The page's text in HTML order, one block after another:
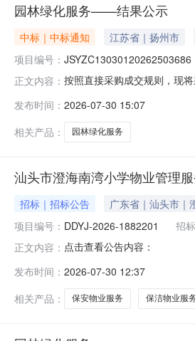
园林绿化服务——结果公示
中标｜中标通知 江苏省｜扬州市
项目编号： JSYZC13030120262503686
正文内容： 按照直接采购成交规则，现
中选2026-07-301730.0--
发布时间： 2026-07-30 15:07
相关产品：
园林绿化服务
汕头市澄海南湾小学物业管理
招标｜招标公告 广东省｜汕头市｜
项目编号： DDYJ-2026-1882201 招
正文内容： 点击查看公告内容：
发布时间： 2026-07-30 12:37
相关产品：
保安物业服务 保洁物业服